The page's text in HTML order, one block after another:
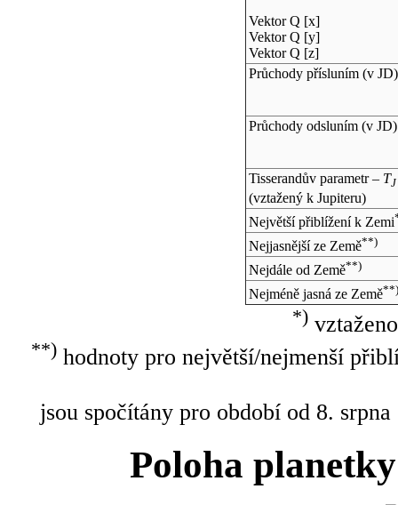
Vektor Q [x]
Vektor Q [y]
Vektor Q [z]
Průchody přísluním (v JD)
Průchody odsluním (v JD)
Tisserandův parametr – TJ
(vztažený k Jupiteru)
Největší přiblížení k Zemi
Nejjasnější ze Země**)
Nejdále od Země**)
Nejméně jasná ze Země**)
*)
**)hodnoty pro největší/nejmenší
jsou spočítány pro období od 8.
Poloha